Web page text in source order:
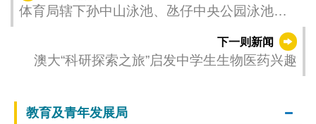
体育局辖下孙中山泳池、氹仔中央公园泳池、
黑沙公园泳池及竹湾泳池5月1日起开放予公众
使用
下一则新闻
澳大“科研探索之旅”启发中学生生物医药兴趣
教育及青年发展局